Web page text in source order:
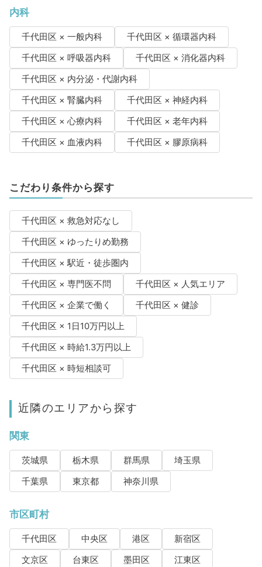
内科
千代田区 × 一般内科
千代田区 × 循環器内科
千代田区 × 呼吸器内科
千代田区 × 消化器内科
千代田区 × 内分泌・代謝内科
千代田区 × 腎臓内科
千代田区 × 神経内科
千代田区 × 心療内科
千代田区 × 老年内科
千代田区 × 血液内科
千代田区 × 膠原病科
こだわり条件から探す
千代田区 × 救急対応なし
千代田区 × ゆったりめ勤務
千代田区 × 駅近・徒歩圏内
千代田区 × 専門医不問
千代田区 × 人気エリア
千代田区 × 企業で働く
千代田区 × 健診
千代田区 × 1日10万円以上
千代田区 × 時給1.3万円以上
千代田区 × 時短相談可
近隣のエリアから探す
関東
茨城県 栃木県 群馬県
埼玉県
千葉県
東京都 神奈川県
市区町村
千代田区 中央区 港区
新宿区
文京区
台東区 墨田区
江東区